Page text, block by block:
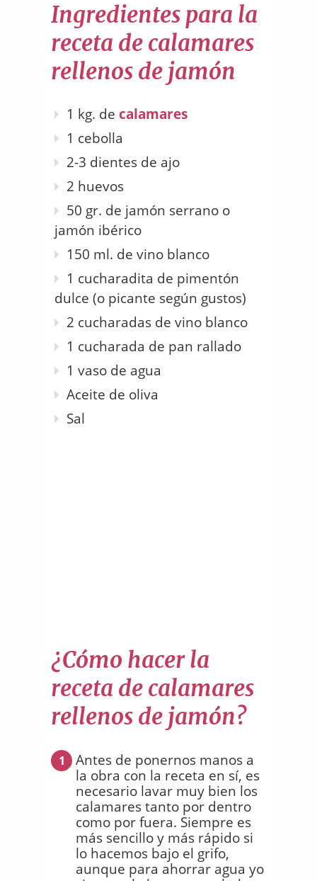
Ingredientes para la
receta de calamares
rellenos de jamón
1 kg. de calamares
1 cebolla
2-3 dientes de ajo
2 huevos
50 gr. de jamón serrano o
jamón ibérico
150 ml. de vino blanco
1 cucharadita de pimentón
dulce (o picante según gustos)
2 cucharadas de vino blanco
1 cucharada de pan rallado
1 vaso de agua
Aceite de oliva
Sal
¿Cómo hacer la
receta de calamares
rellenos de jamón?
1
Antes de ponernos manos a
la obra con la receta en sí, es
necesario lavar muy bien los
calamares tanto por dentro
como por fuera. Siempre es
más sencillo y más rápido si
lo hacemos bajo el grifo,
aunque para ahorrar agua yo